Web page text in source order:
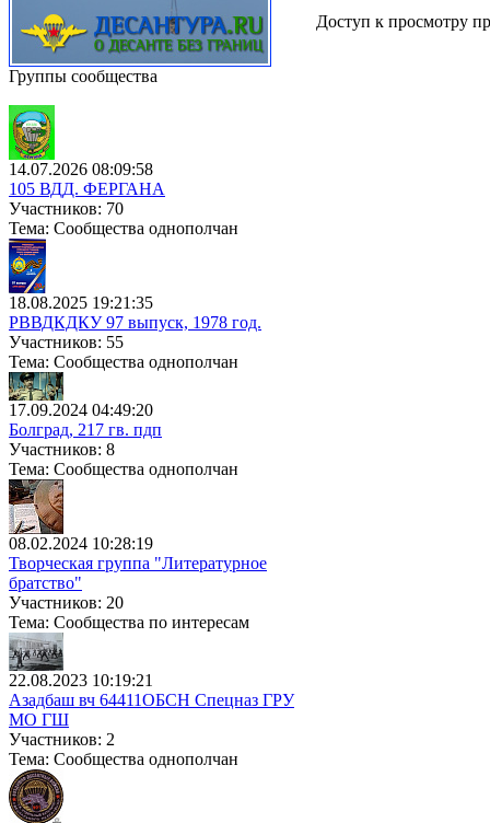
Группы сообщества
14.07.2026 08:09:58
105 ВДД. ФЕРГАНА
Участников: 70
Тема: Сообщества однополчан
18.08.2025 19:21:35
РВВДКДКУ 97 выпуск, 1978 год.
Участников: 55
Тема: Сообщества однополчан
17.09.2024 04:49:20
Болград, 217 гв. пдп
Участников: 8
Тема: Сообщества однополчан
08.02.2024 10:28:19
Творческая группа "Литературное
братство"
Участников: 20
Тема: Сообщества по интересам
22.08.2023 10:19:21
Азадбаш вч 64411ОБСН Спецназ ГРУ
МО ГШ
Участников: 2
Тема: Сообщества однополчан
Доступ к просмотру